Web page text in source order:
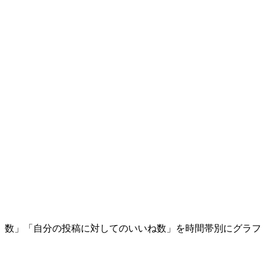
」「自分の投稿に対してのいいね数」を時間帯別にグラフ